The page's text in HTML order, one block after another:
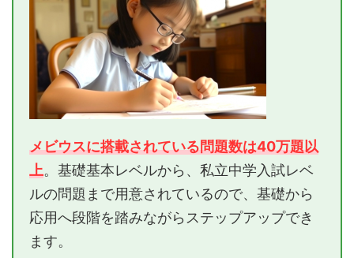
メビウスに搭載されている問題数は40万題以
上。基礎基本レベルから、私立中学入試レベ
ルの問題まで用意されているので、基礎から
応用へ段階を踏みながらステップアップでき
ます。